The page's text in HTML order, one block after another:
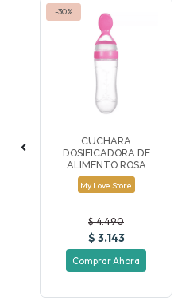
-30%
CUCHARA
DOSIFICADORA DE
ALIMENTO ROSA
My Love Store
$ 4.490
$ 3.143
Comprar Ahora